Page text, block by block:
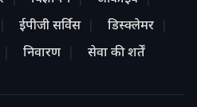
ईपीजी सर्विस
डिस्क्लेमर
निवारण सेवा की शर्तें